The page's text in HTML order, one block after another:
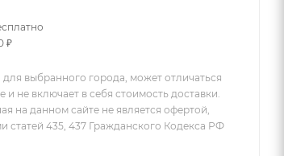
₽
выбранного города, может отличаться
и не включает в себя стоимость доставки.
на данном сайте не является офертой,
435, 437 Гражданского Кодекса РФ